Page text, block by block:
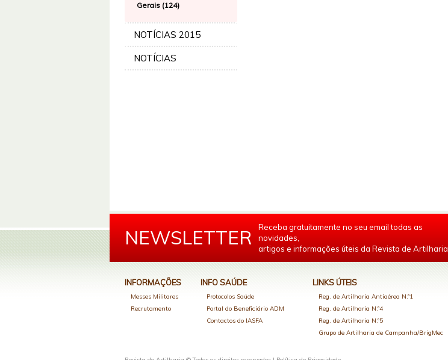
Gerais (124)
NOTÍCIAS 2015
NOTÍCIAS
NEWSLETTER
Receba gratuitamente no seu email todas as
novidades,
artigos e informações úteis da Revista de Artilharia.
INFORMAÇÕES
Messes Militares
Recrutamento
INFO SAÚDE
Protocolos Saúde
Portal do Beneficiário ADM
Contactos do IASFA
LINKS ÚTEIS
Reg. de Artilharia Antiaérea N.º1
Reg. de Artilharia N.º4
Reg. de Artilharia N.º5
Grupo de Artilharia de Campanha/BrigMec